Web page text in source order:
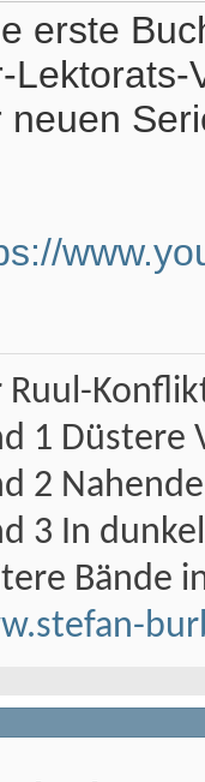
erste
Lektorats-
neuen
Ruul-
1 Düstere
2
3 In
Bände